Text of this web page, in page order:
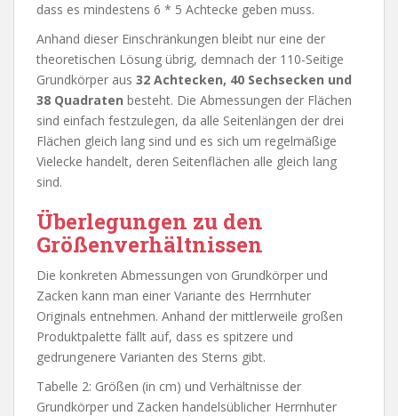
dass es mindestens 6 * 5 Achtecke geben muss.
Anhand dieser Einschränkungen bleibt nur eine der
theoretischen Lösung übrig, demnach der 110-Seitige
Grundkörper aus 32 Achtecken, 40 Sechsecken und
38 Quadraten besteht. Die Abmessungen der Flächen
sind einfach festzulegen, da alle Seitenlängen der drei
Flächen gleich lang sind und es sich um regelmäßige
Vielecke handelt, deren Seitenflächen alle gleich lang
sind.
Überlegungen zu den
Größenverhältnissen
Die konkreten Abmessungen von Grundkörper und
Zacken kann man einer Variante des Herrnhuter
Originals entnehmen. Anhand der mittlerweile großen
Produktpalette fällt auf, dass es spitzere und
gedrungenere Varianten des Sterns gibt.
Tabelle 2: Größen (in cm) und Verhältnisse der
Grundkörper und Zacken handelsüblicher Herrnhuter